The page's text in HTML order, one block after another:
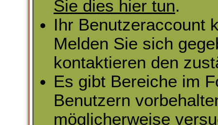
Sie dies hier tun.
Ihr Benutzeraccount
Melden Sie sich
kontaktieren den
Es gibt Bereiche im
Benutzern
möglicherweise